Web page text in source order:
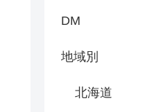
DM
地域別
北海道